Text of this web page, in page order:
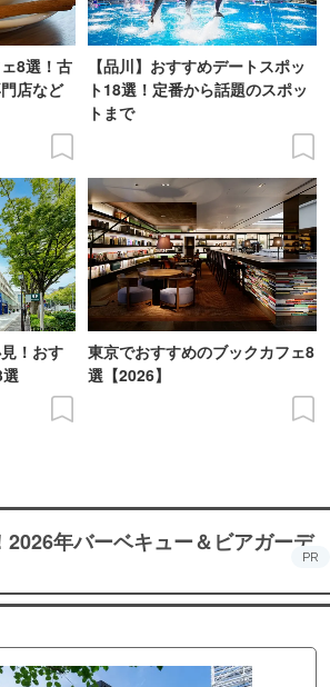
8選！古
店など
【品川】おすすめデートスポッ
ト18選！定番から話題のスポッ
トまで
！おす
東京でおすすめのブックカフェ8
選【2026】
2026年バーベキュー＆ビアガーデ
PR